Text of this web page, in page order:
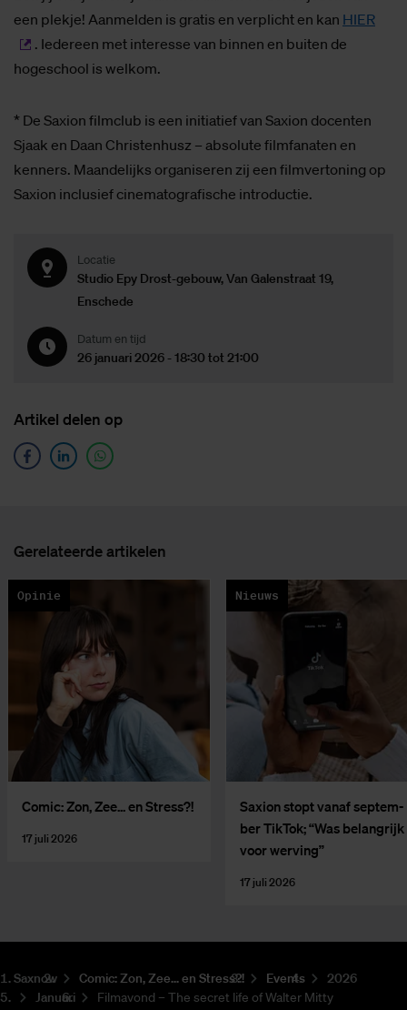
een plekje! Aanmelden is gratis en verplicht en kan HIER
. Iedereen met interesse van binnen en buiten de
hogeschool is welkom.
* De Saxion filmclub is een initiatief van Saxion docenten
Sjaak en Daan Christenhusz – absolute filmfanaten en
kenners. Maandelijks organiseren zij een filmvertoning op
Saxion inclusief cinematografische introductie.
Locatie
Studio Epy Drost-gebouw, Van Galenstraat 19,
Enschede
Datum en tijd
26 januari 2026 - 18:30 tot 21:00
Ar­ti­kel de­len op
Ge­re­la­teer­de ar­ti­ke­len
Opinie
Co­mic: Zon, Zee... en Stress?!
17 juli 2026
Nieuws
Saxi­on stopt van­af sep­tem­
ber Tik­Tok; “Was be­lang­rijk
voor wer­ving”
17 juli 2026
Saxnow Co­mic: Zon, Zee... en Stress?! Events
2026
Januari
Filmavond – The secret life of Walter Mitty